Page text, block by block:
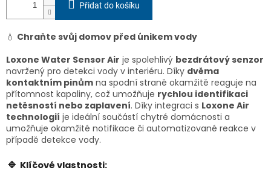
Přidat do košíku
💧 Chraňte svůj domov před únikem vody
Loxone Water Sensor Air je spolehlivý bezdrátový senzor
navržený pro detekci vody v interiéru. Díky dvěma
kontaktním pinům na spodní straně okamžitě reaguje na
přítomnost kapaliny, což umožňuje rychlou identifikaci
netěsností nebo zaplavení. Díky integraci s Loxone Air
technologií je ideální součástí chytré domácnosti a
umožňuje okamžité notifikace či automatizované reakce v
případě detekce vody.
🔹 Klíčové vlastnosti: